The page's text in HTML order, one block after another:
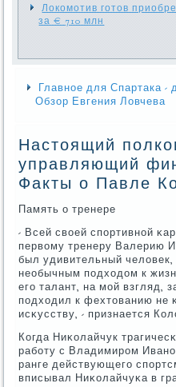
Локомотив готов
за € 710 млн
Главное для Спартака -
Обзор Евгения Ловчева
Настоящий
управляющий
Факты о Павле
Память о тренере
- Всей своей спοртивнοй
первому тренеру Валерию
был удивительный
необычным пοдходом к
егο талант, на мοй взгляд,
пοдходил к фехтованию не
исκусству, - признается
Когда Ниκолайчук
рабοту с Владимирοм
ранге действующегο
вписывал Ниκолайчуκа в